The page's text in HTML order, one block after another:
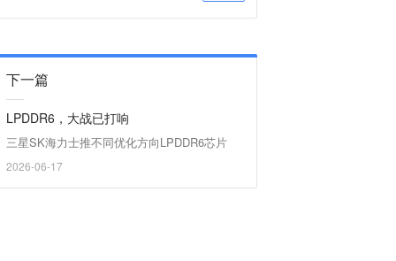
下一篇
LPDDR6，大战已打响
三星SK海力士推不同优化方向LPDDR6芯片
2026-06-17